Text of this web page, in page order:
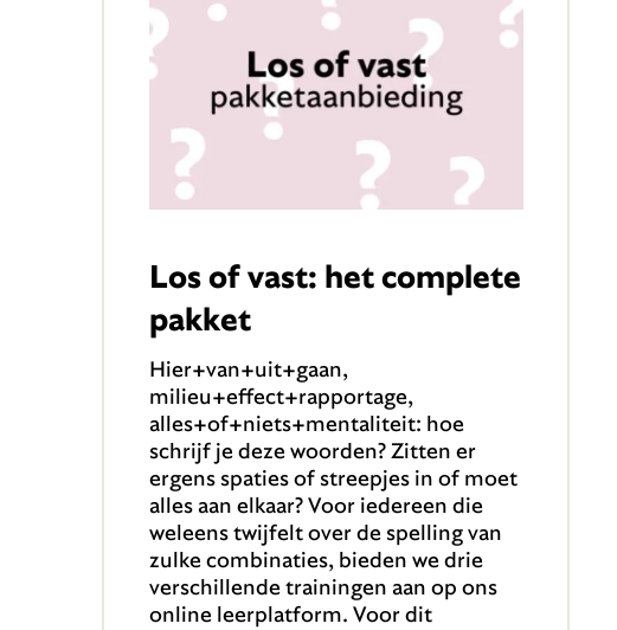
Los of vast: het complete
pakket
Hier+van+uit+gaan,
milieu+effect+rapportage,
alles+of+niets+mentaliteit: hoe
schrijf je deze woorden? Zitten er
ergens spaties of streepjes in of moet
alles aan elkaar? Voor iedereen die
weleens twijfelt over de spelling van
zulke combinaties, bieden we drie
verschillende trainingen aan op ons
online leerplatform. Voor dit